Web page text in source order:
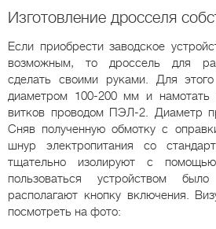
Изготовление дросселя
Если приобрести заводское
возможным, то дроссель для
сделать своими руками. Для
диаметром 100-200 мм и
витков проводом ПЭЛ-2. Диаметр
Сняв полученную обмотку с
шнур электропитания со
тщательно изолируют с
пользоваться устройством
располагают кнопку включения.
посмотреть на фото: